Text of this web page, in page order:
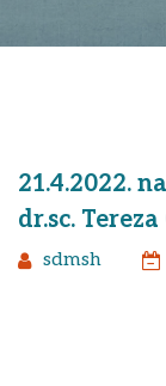
21.4.2022.
dr.sc.
sdmsh